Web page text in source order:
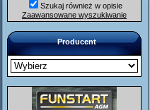
Szukaj również w opisie
Zaawansowane wyszukiwanie
Producent